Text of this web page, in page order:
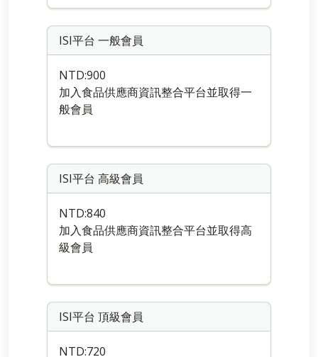
ISI平台 一般會員
NTD:900
加入食品供應商資訊整合平台並取得一
般會員
ISI平台 高級會員
NTD:840
加入食品供應商資訊整合平台並取得高
級會員
ISI平台 頂級會員
NTD:720